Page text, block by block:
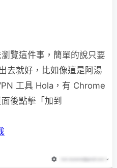
覽這件事，簡單的說只要
去就好，比如像這是阿湯
工具 Hola，有 Chrome
後點擊「加到